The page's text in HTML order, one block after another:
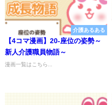
介護あるある
【4コマ漫画】20-座位の姿勢～
新人介護職員物語～
漫画一覧はこちら...